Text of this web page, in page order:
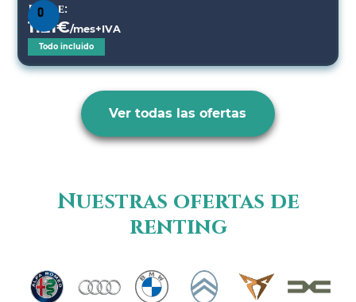
Desde:
1121€/mes+IVA
Todo incluido
Ver todas las ofertas
Nuestras ofertas de
renting